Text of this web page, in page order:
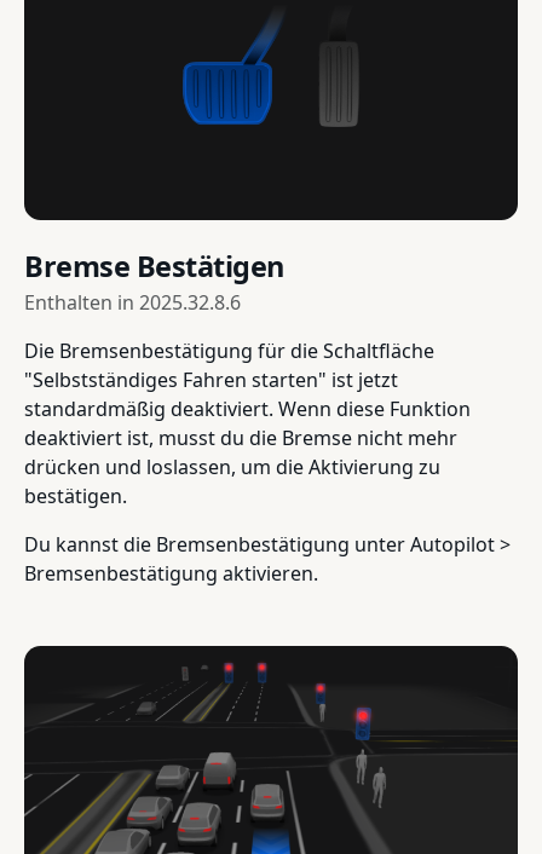
Bremse Bestätigen
Enthalten in 2025.32.8.6
Die Bremsenbestätigung für die Schaltfläche
"Selbstständiges Fahren starten" ist jetzt
standardmäßig deaktiviert. Wenn diese Funktion
deaktiviert ist, musst du die Bremse nicht mehr
drücken und loslassen, um die Aktivierung zu
bestätigen.
Du kannst die Bremsenbestätigung unter Autopilot >
Bremsenbestätigung aktivieren.